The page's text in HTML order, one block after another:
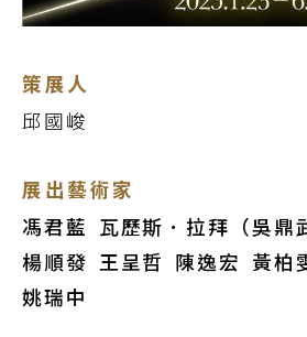
策展人
邱國峻
展出藝術家
馮君藍
瓦歷斯．拉拜（吳鼎
楊順發
王呈哲 陳逸宏 黃柏
姚瑞中